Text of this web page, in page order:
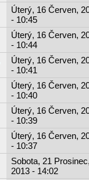
Úterý, 16 Červen,
- 10:45
Úterý, 16 Červen,
- 10:44
Úterý, 16 Červen,
- 10:41
Úterý, 16 Červen,
- 10:40
Úterý, 16 Červen,
- 10:39
Úterý, 16 Červen,
- 10:37
Sobota, 21
2013 - 14:02